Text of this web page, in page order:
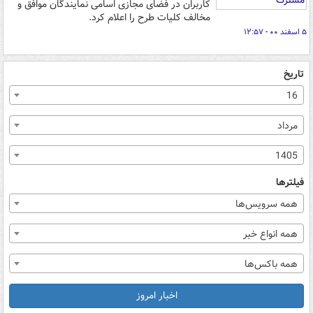
کاربران در فضای مجازی اسامی نمایندگان موافق و
مخالف کلیات طرح را اعلام کرد.
۵ اسفند ۰۰ - ۱۲:۵۷
تاریخ
16
مرداد
1405
فیلترها
همه سرویس‌ها
همه انواع خبر
همه باکس‌ها
اخبار امروز